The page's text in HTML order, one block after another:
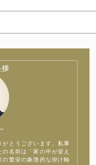
がとうございます。私事
名前は「家の中が栄え
の繁栄の象徴的な掛け軸